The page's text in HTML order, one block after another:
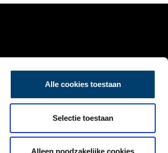
Alle cookies toestaan
Selectie toestaan
Alleen noodzakelijke cookies